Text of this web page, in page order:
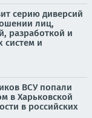
серию диверсий
лиц,
разработкой и
систем и
ВСУ попали
в Харьковской
в российских